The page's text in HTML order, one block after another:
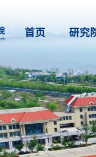
首页 研究